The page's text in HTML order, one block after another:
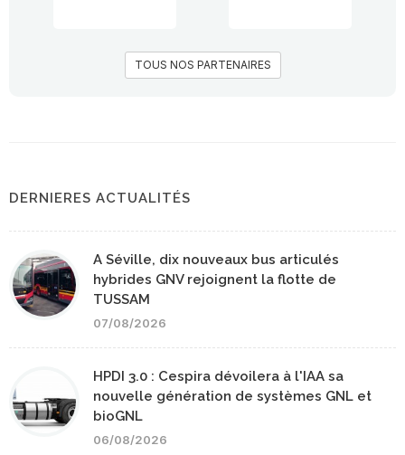
TOUS NOS PARTENAIRES
DERNIERES ACTUALITÉS
A Séville, dix nouveaux bus articulés
hybrides GNV rejoignent la flotte de
TUSSAM
07/08/2026
HPDI 3.0 : Cespira dévoilera à l'IAA sa
nouvelle génération de systèmes GNL et
bioGNL
06/08/2026